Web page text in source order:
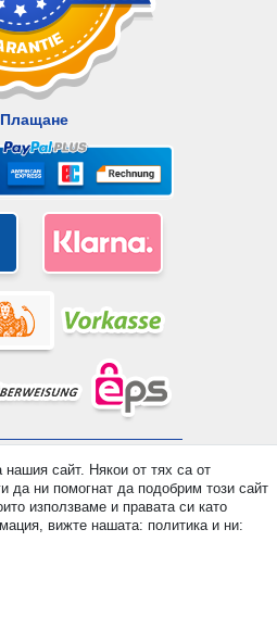
Плащане
Basic prices see article detail | *
UK!
нашия сайт. Някои от тях са от
да ни помогнат да подобрим този сайт
използваме и правата си като
вижте нашата: политика и ни: